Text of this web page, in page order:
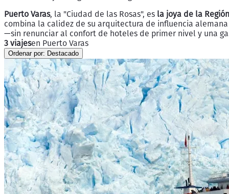
Puerto Varas, la "Ciudad de las Rosas", es la joya de la
combina la calidez de su arquitectura de influencia
—sin renunciar al confort de hoteles de primer nivel y una
3 viajesen Puerto Varas
Ordenar por: Destacado